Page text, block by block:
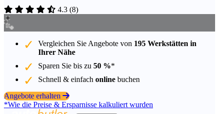
4.3 (8)
Vergleichen Sie Angebote von 195 Werkstätten in
Ihrer Nähe
Sparen Sie bis zu 50 %*
Schnell & einfach online buchen
Angebote erhalten
*Wie die Preise & Ersparnisse kalkuliert wurden